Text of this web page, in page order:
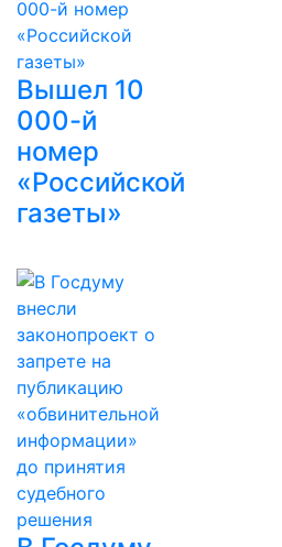
Вышел 10
000-й
номер
«Российской
газеты»